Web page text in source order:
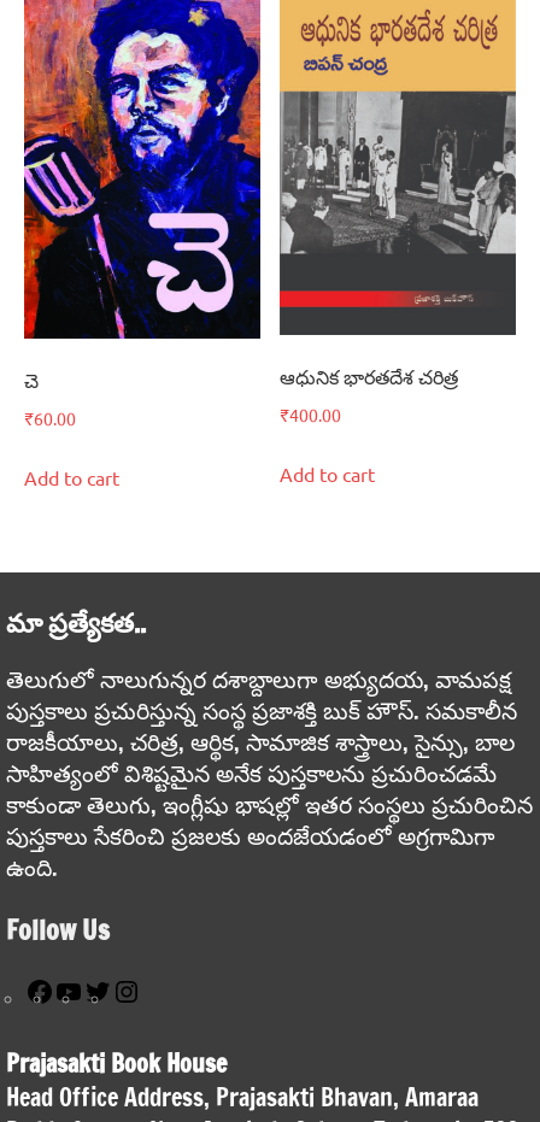
చె
₹60.00
Add to cart
ఆధునిక భారతదేశ చరిత్ర
₹400.00
Add to cart
మా ప్రత్యేకత..
తెలుగులో నాలుగున్నర దశాబ్దాలుగా అభ్యుదయ, వామపక్ష
పుస్తకాలు ప్రచురిస్తున్న సంస్థ ప్రజాశక్తి బుక్ హౌస్. సమకాలీన
రాజకీయాలు, చరిత్ర, ఆర్థిక, సామాజిక శాస్త్రాలు, సైన్సు, బాల
సాహిత్యంలో విశిష్టమైన అనేక పుస్తకాలను ప్రచురించడమే
కాకుండా తెలుగు, ఇంగ్లీషు భాషల్లో ఇతర సంస్థలు ప్రచురించిన
పుస్తకాలు సేకరించి ప్రజలకు అందజేయడంలో అగ్రగామిగా
ఉంది.
Follow Us
Facebook
YouTubeTwitter
Prajasakti Book House
Head Office Address, Prajasakti Bhavan, Amaraa